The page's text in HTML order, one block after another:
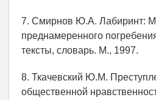
7. Смирнов Ю.А. Лабиринт:
преднамеренного
тексты, словарь. М., 1997.
8. Ткачевский Ю.М.
общественной